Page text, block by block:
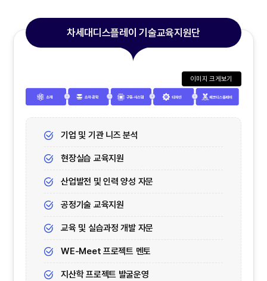
차세대디스플레이 기술교육지원단
이미지 크게보기
기업 및 기관 니즈 분석
현장실습 교육지원
산업발전 및 인력 양성 자문
공정기술 교육지원
교육 및 실습과정 개발 자문
WE-Meet 프로젝트 멘토
지산학 프로젝트 발굴운영